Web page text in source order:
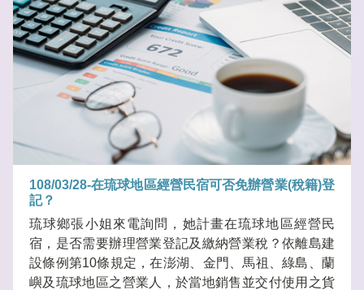
108/03/28-在琉球地區經營民宿可否免辦營業(稅籍)登
記？
琉球鄉張小姐來電詢問，她計畫在琉球地區經營民
宿，是否需要辦理營業登記及繳納營業稅？依離島建
設條例第10條規定，在澎湖、金門、馬祖、綠島、蘭
嶼及琉球地區之營業人，於當地銷售並交付使用之貨